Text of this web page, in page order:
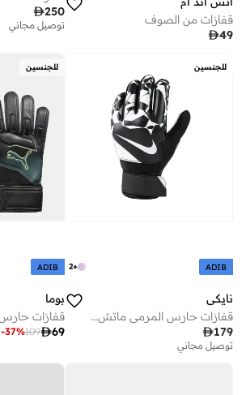
قفازات من الصوف
49
250
توصيل مجاني
للجنسين
+
2 ADIB
نايكي
قفازات حارس المرمى ماتش للأطفال
179
توصيل مجاني
للجنسين
ADIB
بوما
69
109
-37%